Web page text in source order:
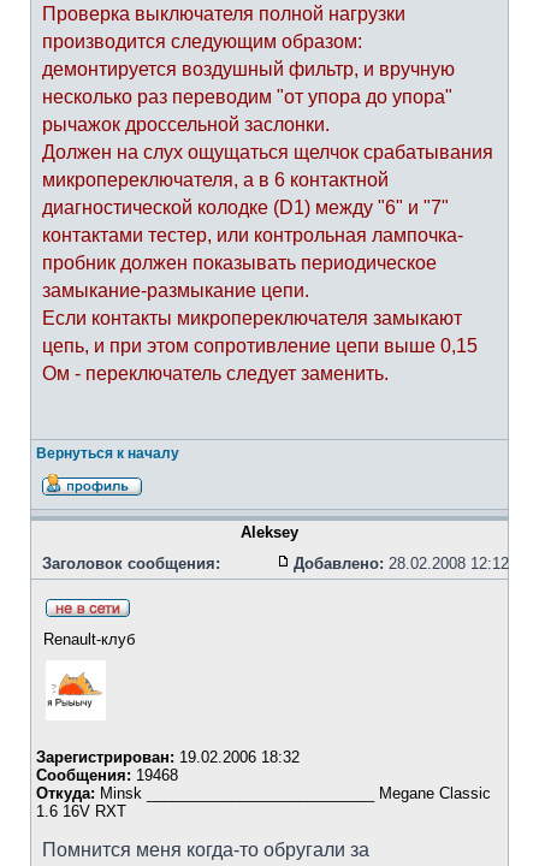
Проверка выключателя полной нагрузки
производится следующим образом:
демонтируется воздушный фильтр, и вручную
несколько раз переводим "от упора до упора"
рычажок дроссельной заслонки.
Должен на слух ощущаться щелчок срабатывания
микропереключателя, а в 6 контактной
диагностической колодке (D1) между "6" и "7"
контактами тестер, или контрольная лампочка-
пробник должен показывать периодическое
замыкание-размыкание цепи.
Если контакты микропереключателя замыкают
цепь, и при этом сопротивление цепи выше 0,15
Ом - переключатель следует заменить.
Вернуться к началу
Aleksey
Заголовок сообщения:
Добавлено: 28.02.2008 12:12
Renault-клуб
Зарегистрирован: 19.02.2006 18:32
Сообщения: 19468
Откуда: Minsk ___________________________ Megane Classic
1.6 16V RXT
Помнится меня когда-то обругали за